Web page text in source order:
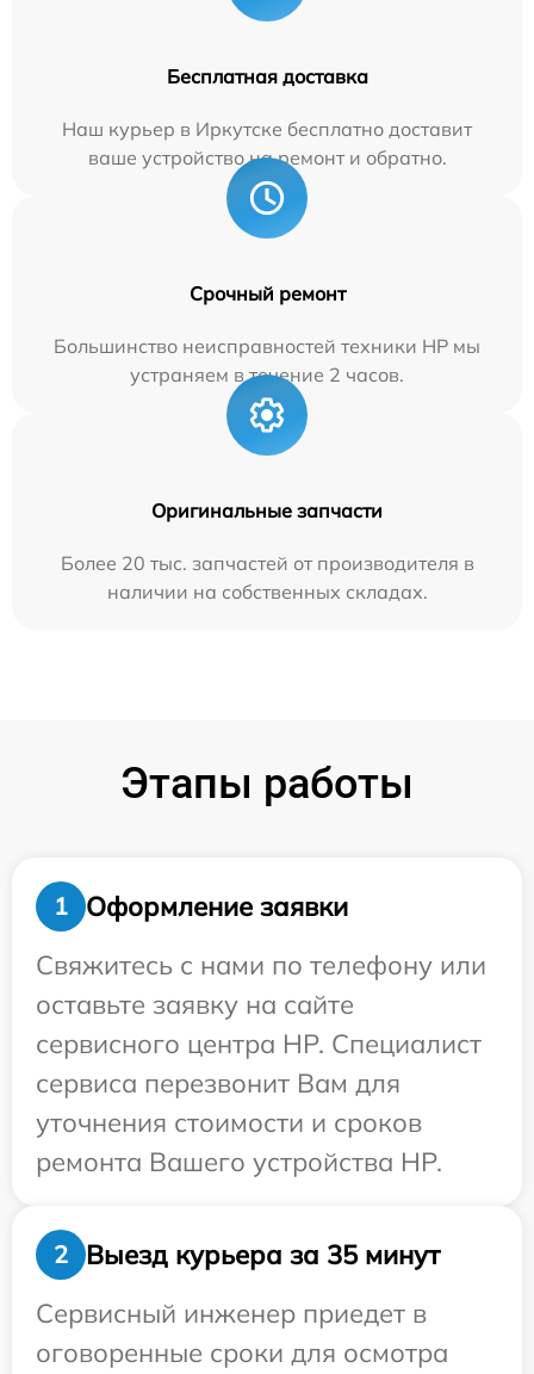
Бесплатная доставка
Наш курьер в Иркутске бесплатно доставит
ваше устройство на ремонт и обратно.
Срочный ремонт
Большинство неисправностей техники HP мы
устраняем в течение 2 часов.
Оригинальные запчасти
Более 20 тыс. запчастей от производителя в
наличии на собственных складах.
Этапы работы
1
Оформление заявки
Свяжитесь с нами по телефону или
оставьте заявку на сайте
сервисного центра HP. Специалист
сервиса перезвонит Вам для
уточнения стоимости и сроков
ремонта Вашего устройства HP.
2
Выезд курьера за 35 минут
Сервисный инженер приедет в
оговоренные сроки для осмотра